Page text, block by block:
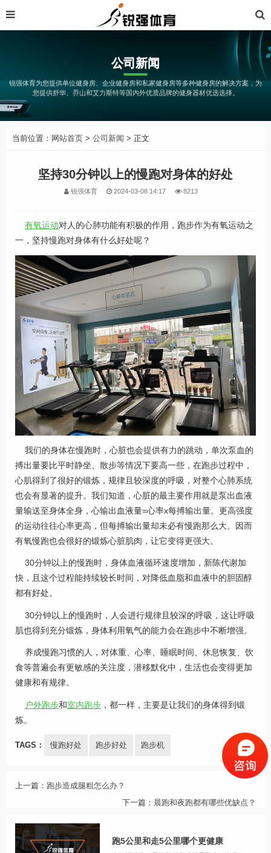
公司新闻
锐强体育为您提供单位健身房、企业健身房和私家健身房等多种健身房的解决方案，为
您提供舒华、乔山和艾力斯特等国内外优质品牌的健身器材优选选择。
当前位置： 网站首页 > 公司新闻 > 正文
坚持30分钟以上的慢跑对身体的好处
锐强体育 2024-03-08 14:17 8213
有氧运动对人的心肺功能有积极的作用，跑步作为有氧运动之
一，坚持慢跑对身体有什么好处呢？
我们的身体在慢跑时，心脏也会提供有力的跳动，单次泵血的
搏出量要比平时静坐、散步等情况下要高一些，在跑步过程中，
心肌得到了很好的锻炼，规律且较深度的呼吸，对整个心肺系统
也会有显著的提升。我们知道，心脏的最主要作用就是泵出血液
量输送至身体全身，心输出血液量=心率x每搏输出量。更高强度
的运动往往心率更高，但每搏输出量却未必有慢跑那么大。因而
有氧慢跑也会很好的锻炼心脏肌肉，让它变得更强大。
30分钟以上的慢跑时，身体血液循环速度增加，新陈代谢加
快，且这个过程能持续较长时间，对降低血脂和血液中的胆固醇
都有好处。
30分钟以上的慢跑时，人会进行规律且较深的呼吸，这让呼吸
肌也得到充分锻炼，身体利用氧气的能力会在跑步中不断增强。
养成慢跑习惯的人，对体重、心率、睡眠时间、休息恢复、饮
食等普遍会有更敏感的关注度，潜移默化中，生活也会变得更加
健康和有规律。
户外跑步和室内跑步 ，都一样，主要是让我们的身体得到锻
炼。
TAGS： 慢跑好处 跑步好处 跑步机
上一篇： 跑步造成腿粗怎么办？
下一篇： 晨跑和夜跑都有哪些优缺点？
跑5公里和走5公里哪个更健康